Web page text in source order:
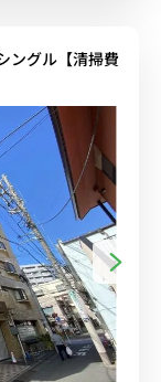
ングル【清掃費